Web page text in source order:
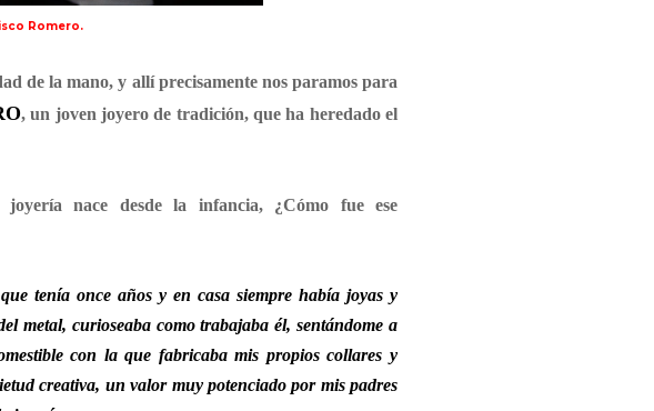
Romero.
de la mano, y allí precisamente nos paramos para
, un joven joyero de tradición, que ha heredado el
nace desde la infancia, ¿Cómo fue ese
tenía once años y en casa siempre había joyas y
metal, curioseaba como trabajaba él, sentándome a
con la que fabricaba mis propios collares y
creativa, un valor muy potenciado por mis padres